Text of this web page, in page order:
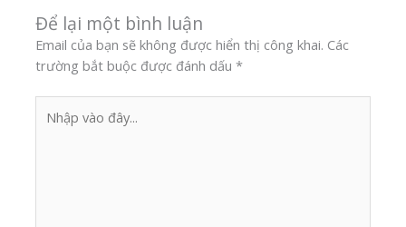
Để lại một bình luận
Email của bạn sẽ không được hiển thị công khai. Các
trường bắt buộc được đánh dấu*
vào